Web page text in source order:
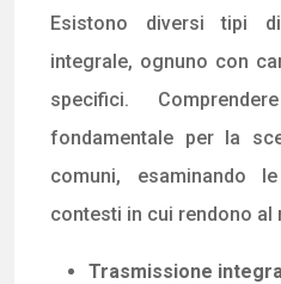
Esistono diversi tipi
integrale, ognuno con
specifici.
fondamentale per la
comuni, esaminando
contesti in cui rendono al
Trasmissione